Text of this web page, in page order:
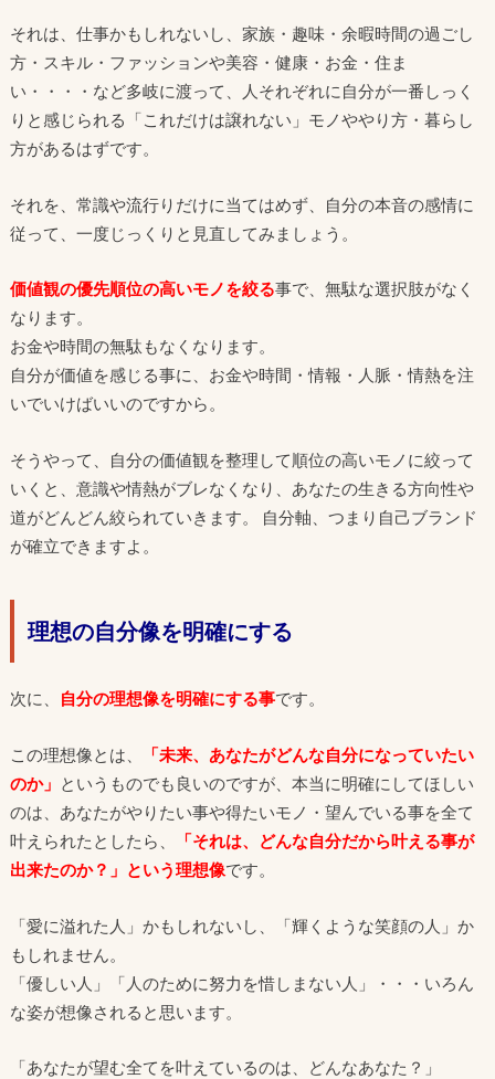
それは、仕事かもしれないし、家族・趣味・余暇時間の過ごし
方・スキル・ファッションや美容・健康・お金・住ま
い・・・・など多岐に渡って、人それぞれに自分が一番しっく
りと感じられる「これだけは譲れない」モノややり方・暮らし
方があるはずです。
それを、常識や流行りだけに当てはめず、自分の本音の感情に
従って、一度じっくりと見直してみましょう。
価値観の優先順位の高いモノを絞る事で、無駄な選択肢がなく
なります。
お金や時間の無駄もなくなります。
自分が価値を感じる事に、お金や時間・情報・人脈・情熱を注
いでいけばいいのですから。
そうやって、自分の価値観を整理して順位の高いモノに絞って
いくと、意識や情熱がブレなくなり、あなたの生きる方向性や
道がどんどん絞られていきます。 自分軸、つまり自己ブランド
が確立できますよ。
理想の自分像を明確にする
次に、 自分の理想像を明確にする事です。
この理想像とは、
「未来、あなたがどんな自分になっていたい
のか」 というものでも良いのですが、本当に明確にしてほしい
のは、あなたがやりたい事や得たいモノ・望んでいる事を全て
叶えられたとしたら、
「それは、どんな自分だから叶える事が
出来たのか？」という理想像です。
「愛に溢れた人」かもしれないし、「輝くような笑顔の人」か
もしれません。
「優しい人」「人のために努力を惜しまない人」・・・いろん
な姿が想像されると思います。
「あなたが望む全てを叶えているのは、どんなあなた？」